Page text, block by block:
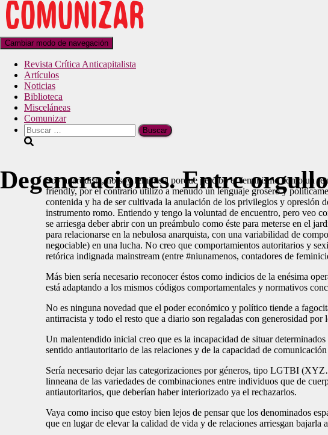
Cambiar modo de navegación
Revista Crítica Anticapitalista
Artículos
Noticias
Biblioteca
Misceláneas
Comunizar
Degeneraciones. Entre
Soy anarquista, no soy feminista porque percibo el feminismo como un
friendly, por el contrario utilizo a menudo un lenguaje grosero y
contenida y ha de ser cultivada la anulación de los privilegios y opresión
instrumento romo. Entiendo y tengo la voluntad de encuentro, pero veo
se arriesga deber abrir con un preámbulo como éste para meterse en el
para relacionarse en la nebulosa anarquista, con una variabilidad de
negociable) en una lucha. No creo que comportamientos autoritarios y
retórica indignada mainstream (entre #niunamenos, contadores de
Más bien sería necesario reconocer éstos como indicios de la enésima
está adaptando a los mismos códigos comportamentales y normativos
No es ninguna novedad que el poder económico y político tiende a
antirracista y todo el resto que a diario son regaladas con generosidad por
Un malentendido inicial creo que es la incapacidad de situar
sentido antiautoritario de las relaciones y de la capacidad de
Sería necesario dejar las categorizaciones por géneros, tipo LGTBI
linneana de las variedades de combinaciones entre individuos que de
antiautoritarios, que deberían haber interiorizado ya el rechazarlos.
Vaya como inciso que estoy bien lejos de pensar que los denominados
que en lugar de elevar la calidad de vida y de relaciones arriesgan bajarla